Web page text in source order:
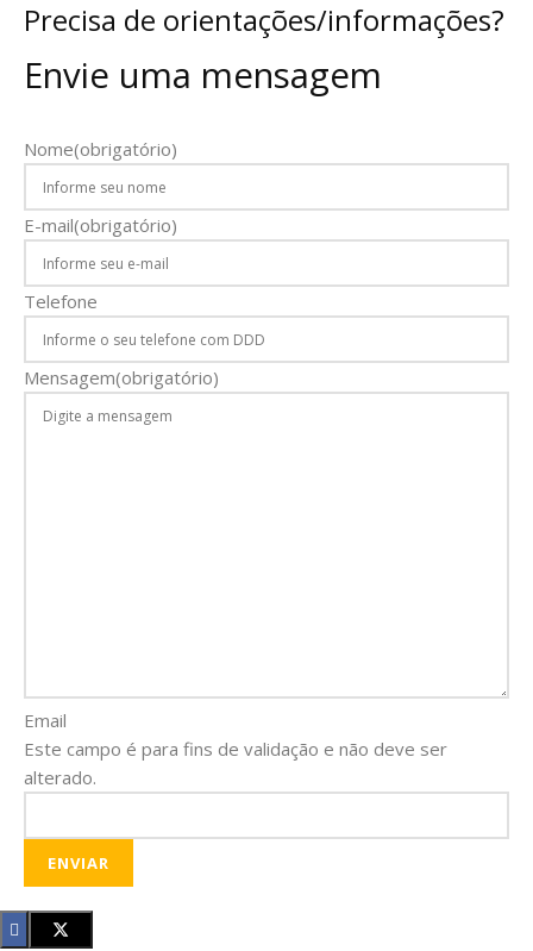
Precisa de orientações/informações?
Envie uma mensagem
Nome(obrigatório)
E-mail(obrigatório)
Telefone
Mensagem(obrigatório)
Email
Este campo é para fins de validação e não deve ser
alterado.